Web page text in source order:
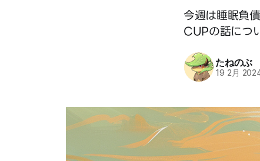
今週は睡眠負
CUPの話につ
たねのぶ
19 2月